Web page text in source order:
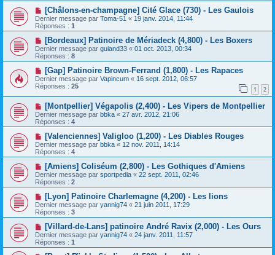
[Châlons-en-champagne] Cité Glace (730) - Les Gaulois
Dernier message par Toma-51 « 19 janv. 2014, 11:44
Réponses : 1
[Bordeaux] Patinoire de Mériadeck (4,800) - Les Boxers
Dernier message par guiand33 « 01 oct. 2013, 00:34
Réponses : 8
[Gap] Patinoire Brown-Ferrand (1,800) - Les Rapaces
Dernier message par Vapincum « 16 sept. 2012, 06:57
Réponses : 25 1 2
[Montpellier] Végapolis (2,400) - Les Vipers de Montpellier
Dernier message par bbka « 27 avr. 2012, 21:06
Réponses : 4
[Valenciennes] Valigloo (1,200) - Les Diables Rouges
Dernier message par bbka « 12 nov. 2011, 14:14
Réponses : 4
[Amiens] Coliséum (2,800) - Les Gothiques d'Amiens
Dernier message par sportpedia « 22 sept. 2011, 02:46
Réponses : 2
[Lyon] Patinoire Charlemagne (4,200) - Les lions
Dernier message par yannig74 « 21 juin 2011, 17:29
Réponses : 3
[Villard-de-Lans] patinoire André Ravix (2,000) - Les Ours
Dernier message par yannig74 « 24 janv. 2011, 11:57
Réponses : 1